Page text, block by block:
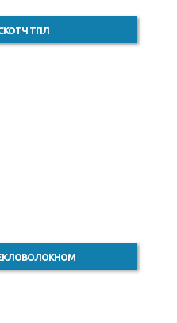
ТПЛ